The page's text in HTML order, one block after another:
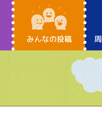
みんなの投稿